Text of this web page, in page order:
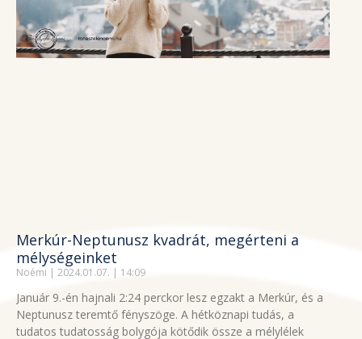
Merkúr-Neptunusz kvadrát, megérteni a
mélységeinket
Noémi 2024.01.07. 14:09
Január 9.-én hajnali 2:24 perckor lesz egzakt a Merkúr, és a
Neptunusz teremtő fényszöge. A hétköznapi tudás, a
tudatos tudatosság bolygója kötődik össze a mélylélek